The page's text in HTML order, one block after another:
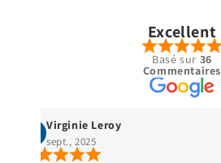
Excellent
Basé sur 36
Commentaires
Virginie Leroy
sept., 2025